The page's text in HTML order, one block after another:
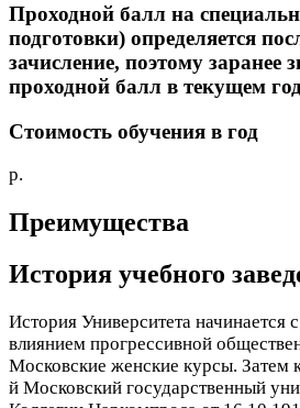
Проходной балл на
подготовки) определяется
зачисление, поэтому заранее
проходной балл в текущем
Стоимость обучения в год
р.
Преимущества
История учебного
История Университета начинается
влиянием прогрессивной
Московские женские курсы. Затем
й Московский государственный